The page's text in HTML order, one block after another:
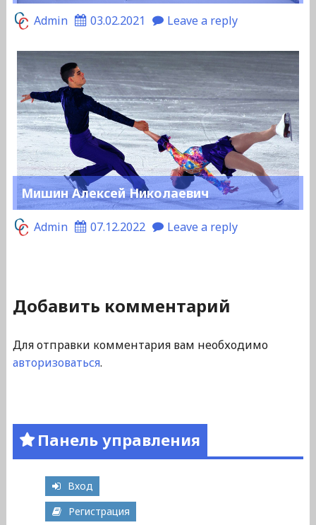
Admin 03.02.2021 Leave a reply
Мишин Алексей Николаевич
Admin 07.12.2022 Leave a reply
Добавить комментарий
Для отправки комментария вам необходимо
авторизоваться.
Панель управления
Вход
Регистрация